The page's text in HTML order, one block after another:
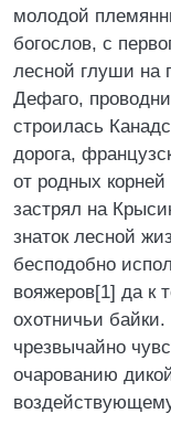
молодой
богослов, с
лесной глуши на
Дефаго,
строилась
дорога,
от родных
застрял на
знаток лесной
бесподобно
вояжеров[1] да к
охотничьи
чрезвычайно
очарованию